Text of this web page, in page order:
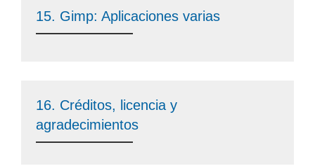
15. Gimp: Aplicaciones varias
16. Créditos, licencia y
agradecimientos